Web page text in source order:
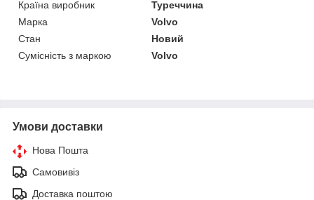
Країна виробник
Туреччина
Марка
Volvo
Стан
Новий
Сумісність з маркою
Volvo
Умови доставки
Нова Пошта
Самовивіз
Доставка поштою